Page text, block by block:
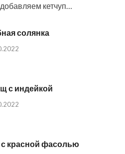
кетчуп…
солянка
с индейкой
красной фасолью